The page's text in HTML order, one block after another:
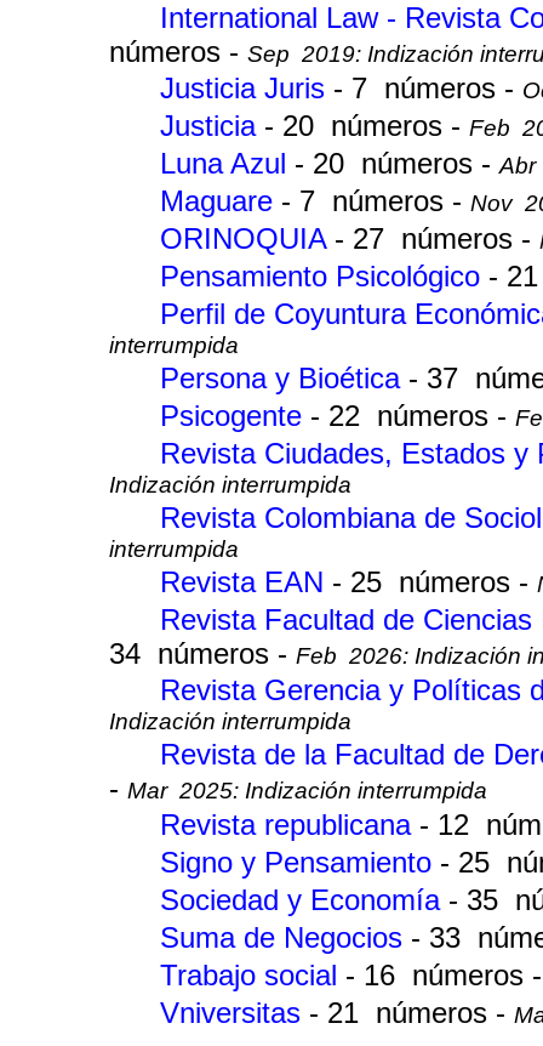
International Law - Revista
números - Sep 2019: Indización
Justicia Juris - 7 números -
Justicia - 20 números - Feb
Luna Azul - 20 números - Abr
Maguare - 7 números - Nov
ORINOQUIA - 27 números -
Pensamiento Psicológico -
Perfil de Coyuntura
interrumpida
Persona y Bioética - 37
Psicogente - 22 números -
Revista Ciudades, Estados
Indización interrumpida
Revista Colombiana de
interrumpida
Revista EAN - 25 números -
Revista Facultad de
34 números - Feb 2026: Indización
Revista Gerencia y Políticas
Indización interrumpida
Revista de la Facultad de
- Mar 2025: Indización interrumpida
Revista republicana - 12
Signo y Pensamiento - 25
Sociedad y Economía - 35
Suma de Negocios - 33
Trabajo social - 16 números
Vniversitas - 21 números -